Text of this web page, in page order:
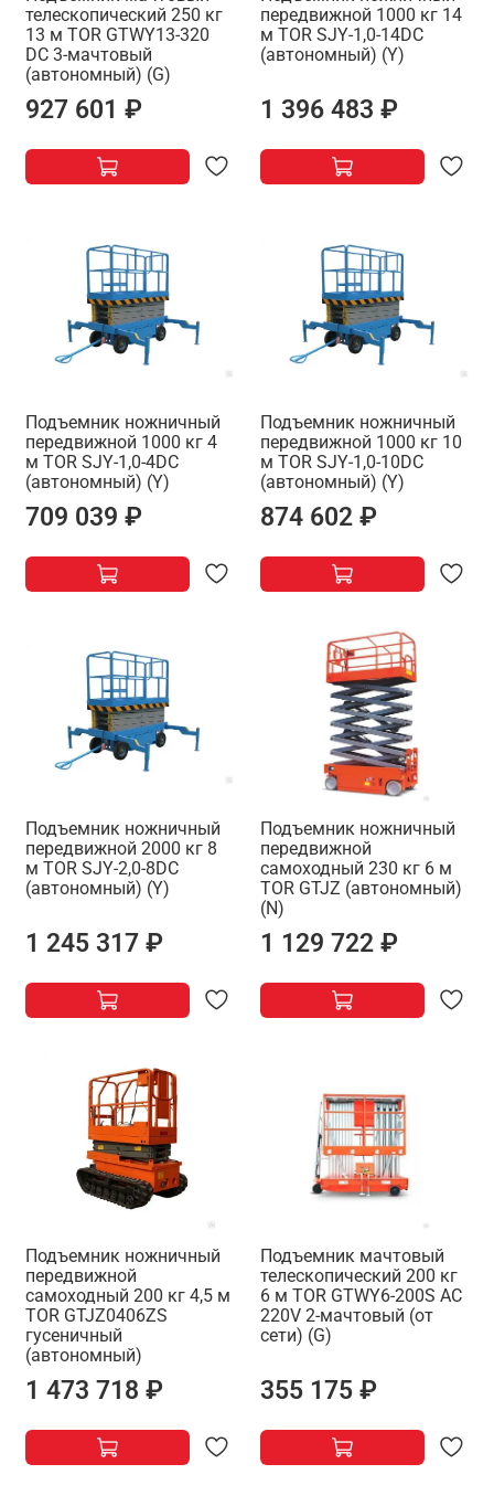
телескопический 250 кг
13 м TOR GTWY13-320
DC 3-мачтовый
(автономный) (G)
927 601 ₽
передвижной 1000 кг 14
м TOR SJY-1,0-14DC
(автономный) (Y)
1 396 483 ₽
Подъемник ножничный
передвижной 1000 кг 4
м TOR SJY-1,0-4DC
(автономный) (Y)
709 039 ₽
Подъемник ножничный
передвижной 1000 кг 10
м TOR SJY-1,0-10DC
(автономный) (Y)
874 602 ₽
Подъемник ножничный
передвижной 2000 кг 8
м TOR SJY-2,0-8DC
(автономный) (Y)
1 245 317 ₽
Подъемник ножничный
передвижной
самоходный 230 кг 6 м
TOR GTJZ (автономный)
(N)
1 129 722 ₽
Подъемник ножничный
передвижной
самоходный 200 кг 4,5 м
TOR GTJZ0406ZS
гусеничный
(автономный)
1 473 718 ₽
Подъемник мачтовый
телескопический 200 кг
6 м TOR GTWY6-200S AC
220V 2-мачтовый (от
сети) (G)
355 175 ₽